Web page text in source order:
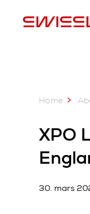
Home
XPO
30. mars